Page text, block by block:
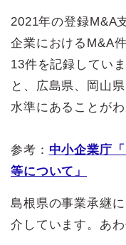
2021年の登録M&A
企業におけるM&A
13件を記録してい
と、広島県、岡山
水準にあることがわ
参考： 中小企業庁
等について」
島根県の事業承継
介しています。あ